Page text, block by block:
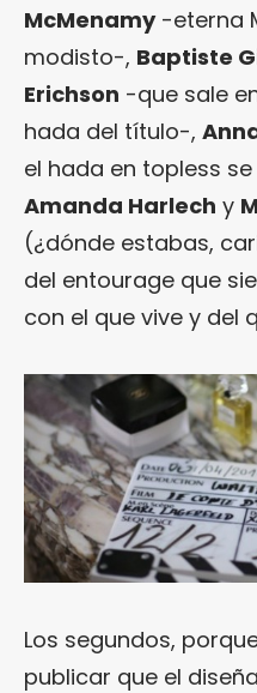
McMenamy-eterna
modisto-, Baptiste
Erichson -que sale
hada del título-,
el hada en topless
Amanda Harlech y
(¿dónde estabas,
del entourage que
con el que vive y del
Los segundos,
publicar que el